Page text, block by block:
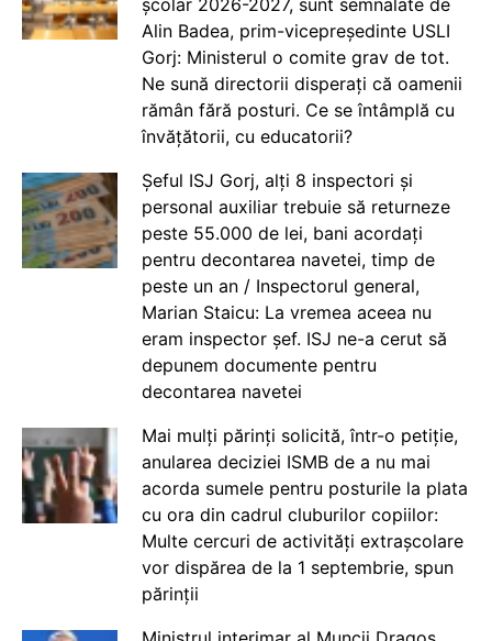
școlar 2026-2027, sunt semnalate de
Alin Badea, prim-vicepreședinte USLI
Gorj: Ministerul o comite grav de tot.
Ne sună directorii disperați că oamenii
rămân fără posturi. Ce se întâmplă cu
învățătorii, cu educatorii?
Șeful ISJ Gorj, alți 8 inspectori și
personal auxiliar trebuie să returneze
peste 55.000 de lei, bani acordați
pentru decontarea navetei, timp de
peste un an / Inspectorul general,
Marian Staicu: La vremea aceea nu
eram inspector șef. ISJ ne-a cerut să
depunem documente pentru
decontarea navetei
Mai mulți părinți solicită, într-o petiție,
anularea deciziei ISMB de a nu mai
acorda sumele pentru posturile la plata
cu ora din cadrul cluburilor copiilor:
Multe cercuri de activități extrașcolare
vor dispărea de la 1 septembrie, spun
părinții